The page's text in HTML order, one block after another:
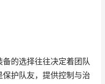
的选择往往决定着团队
护队友，提供控制与治